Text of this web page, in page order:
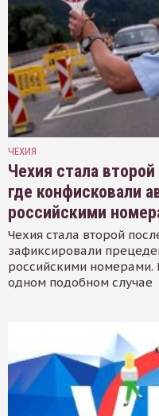
ЧЕХИЯ
Чехия стала
где конфисковали
российскими
Чехия стала второй
зафиксировали
российскими номерами.
одном подобном случае